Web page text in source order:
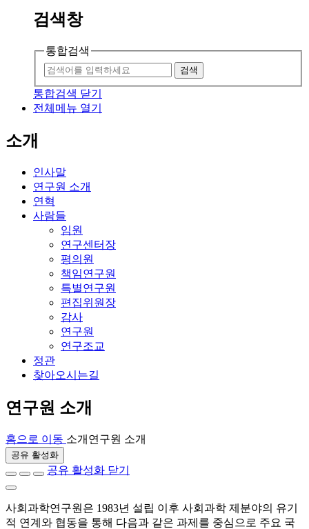
검색창
통합검색
검색
통합검색 닫기
전체메뉴 열기
소개
인사말
연구원 소개
연혁
사람들
임원
연구센터장
평의원
책임연구원
특별연구원
편집위원장
감사
연구원
연구조교
정관
찾아오시는길
연구원 소개
홈으로 이동 소개 연구원 소개
공유 활성화
공유 활성화 닫기
사회과학연구원은 1983년 설립 이후 사회과학 제분야의 유기
적 연계와 협동을 통해 다음과 같은 과제를 중심으로 주요 국